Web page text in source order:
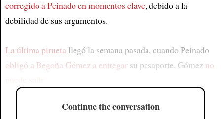
corregido a Peinado en momentos clave, debido a la
debilidad de sus argumentos.
La última piruetallegó la semana pasada, cuando Peinado
obligó a Begoña Gómez a entregarsu pasaporte. Gómez no
Continue the conversation